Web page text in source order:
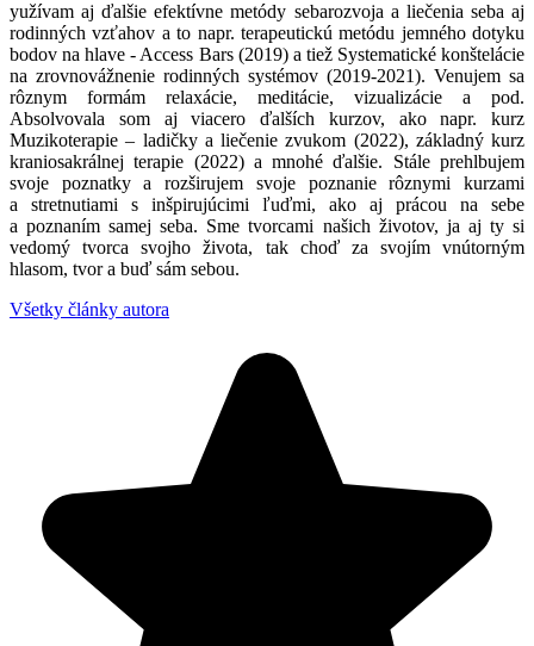
yužívam aj ďalšie efektívne metódy sebarozvoja a liečenia seba aj
rodinných vzťahov a to napr. terapeutickú metódu jemného dotyku
bodov na hlave - Access Bars (2019) a tiež Systematické konštelácie
na zrovnovážnenie rodinných systémov (2019-2021). Venujem sa
rôznym formám relaxácie, meditácie, vizualizácie a pod.
Absolvovala som aj viacero ďalších kurzov, ako napr. kurz
Muzikoterapie – ladičky a liečenie zvukom (2022), základný kurz
kraniosakrálnej terapie (2022) a mnohé ďalšie. Stále prehlbujem
svoje poznatky a rozširujem svoje poznanie rôznymi kurzami
a stretnutiami s inšpirujúcimi ľuďmi, ako aj prácou na sebe
a poznaním samej seba. Sme tvorcami našich životov, ja aj ty si
vedomý tvorca svojho života, tak choď za svojím vnútorným
hlasom, tvor a buď sám sebou.
Všetky články autora